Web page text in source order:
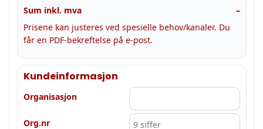
Sum inkl. mva
–
Prisene kan justeres ved spesielle behov/kanaler. Du
får en PDF-bekreftelse på e-post.
Kundeinformasjon
Organisasjon
Org.nr